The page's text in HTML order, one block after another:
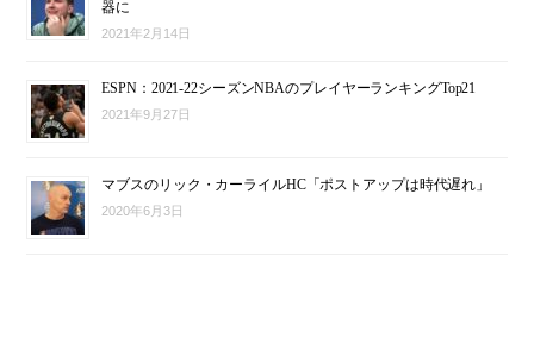
器に
2021年2月14日
ESPN：2021-22シーズンNBAのプレイヤーランキングTop21
2021年9月27日
マブスのリック・カーライルHC「ポストアップは時代遅れ」
2020年6月3日